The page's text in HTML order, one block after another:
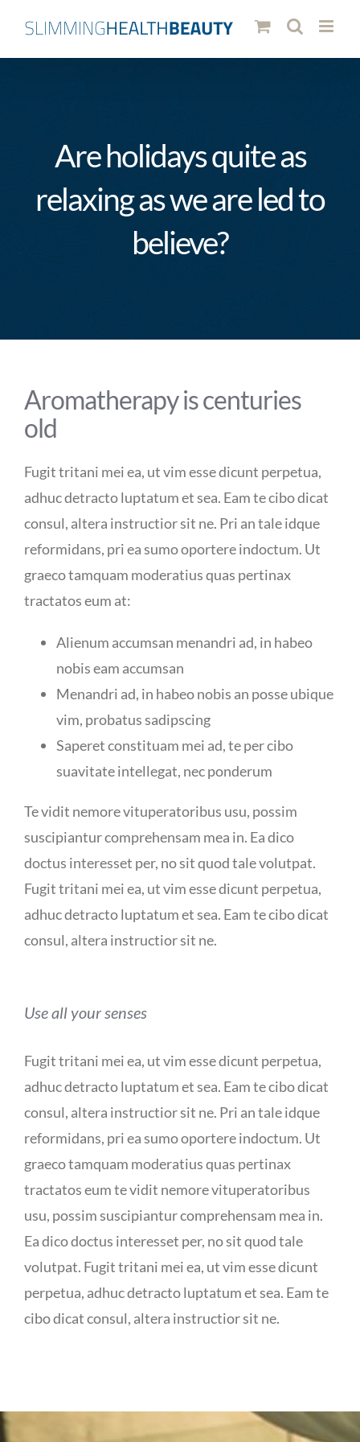
content
Are holidays quite as
relaxing as we are led to
believe?
Aromatherapy is centuries
old
Fugit tritani mei ea, ut vim esse dicunt perpetua,
adhuc detracto luptatum et sea. Eam te cibo dicat
consul, altera instructior sit ne. Pri an tale idque
reformidans, pri ea sumo oportere indoctum. Ut
graeco tamquam moderatius quas pertinax
tractatos eum at:
Alienum accumsan menandri ad, in habeo
nobis eam accumsan
Menandri ad, in habeo nobis an posse ubique
vim, probatus sadipscing
Saperet constituam mei ad, te per cibo
suavitate intellegat, nec ponderum
Te vidit nemore vituperatoribus usu, possim
suscipiantur comprehensam mea in. Ea dico
doctus interesset per, no sit quod tale volutpat.
Fugit tritani mei ea, ut vim esse dicunt perpetua,
adhuc detracto luptatum et sea. Eam te cibo dicat
consul, altera instructior sit ne.
Use all your senses
Fugit tritani mei ea, ut vim esse dicunt perpetua,
adhuc detracto luptatum et sea. Eam te cibo dicat
consul, altera instructior sit ne. Pri an tale idque
reformidans, pri ea sumo oportere indoctum. Ut
graeco tamquam moderatius quas pertinax
tractatos eum te vidit nemore vituperatoribus
usu, possim suscipiantur comprehensam mea in.
Ea dico doctus interesset per, no sit quod tale
volutpat. Fugit tritani mei ea, ut vim esse dicunt
perpetua, adhuc detracto luptatum et sea. Eam te
cibo dicat consul, altera instructior sit ne.